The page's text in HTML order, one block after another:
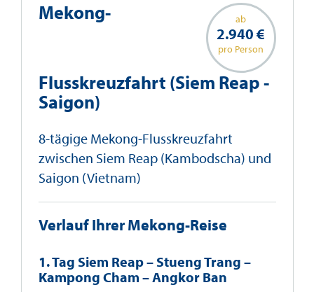
ab
2.940 €
pro Person
Mekong-
Flusskreuzfahrt (Siem Reap -
Saigon)
8-tägige Mekong-Flusskreuzfahrt
zwischen Siem Reap (Kambodscha) und
Saigon (Vietnam)
Verlauf Ihrer Mekong-Reise
1. Tag Siem Reap – Stueng Trang –
Kampong Cham – Angkor Ban